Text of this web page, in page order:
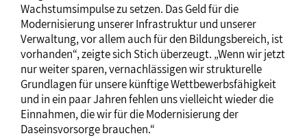
Wachstumsimpulse zu setzen. Das Geld für die
Modernisierung unserer Infrastruktur und unserer
Verwaltung, vor allem auch für den Bildungsbereich, ist
vorhanden“, zeigte sich Stich überzeugt. „Wenn wir jetzt
nur weiter sparen, vernachlässigen wir strukturelle
Grundlagen für unsere künftige Wettbewerbsfähigkeit
und in ein paar Jahren fehlen uns vielleicht wieder die
Einnahmen, die wir für die Modernisierung der
Daseinsvorsorge brauchen.“